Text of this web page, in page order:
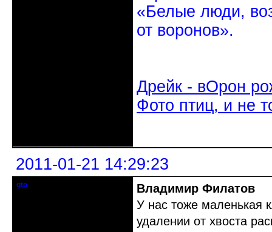
«Белые люди,
от воронов».
Дрейк - вОрон
Фото птиц, и не
2011-01-21 14:29:23
gto
Владимир Филатов
У нас тоже маленькая
удалении от хвоста